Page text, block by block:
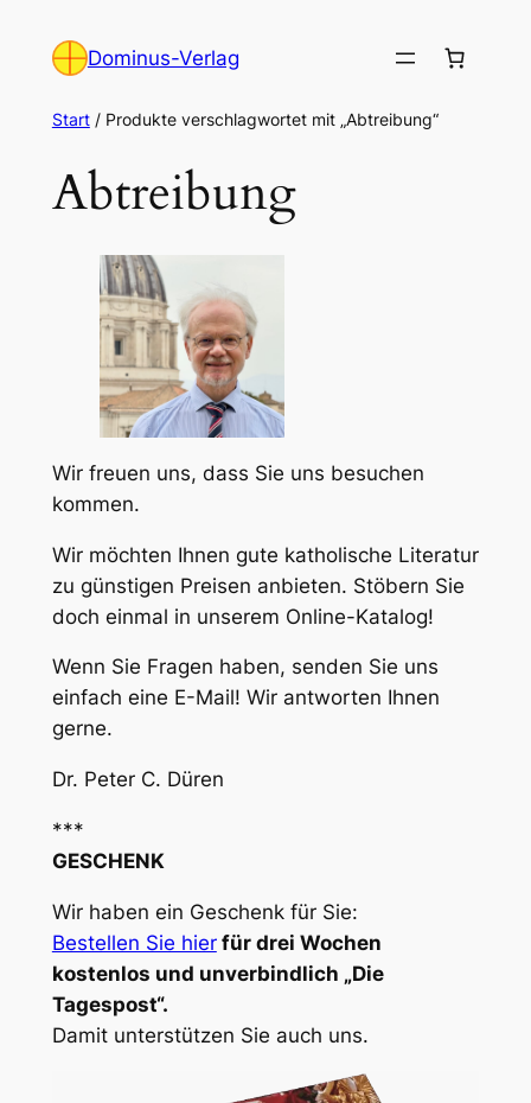
Inhalt
Dominus-Verlag
Start/ Produkte verschlagwortet mit „Abtreibung“
Abtreibung
Wir freuen uns, dass Sie uns besuchen
kommen.
Wir möchten Ihnen gute katholische Literatur
zu günstigen Preisen anbieten. Stöbern Sie
doch einmal in unserem Online-Katalog!
Wenn Sie Fragen haben, senden Sie uns
einfach eine E-Mail! Wir antworten Ihnen
gerne.
Dr. Peter C. Düren
***
GESCHENK
Wir haben ein Geschenk für Sie:
Bestellen Sie hier für drei Wochen
kostenlos und unverbindlich „Die
Tagespost“.
Damit unterstützen Sie auch uns.